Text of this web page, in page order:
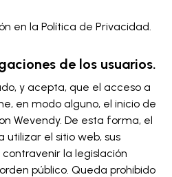
en la Política de Privacidad.
de los usuarios.
y acepta, que el acceso a
en modo alguno, el inicio de
Wevendy. De esta forma, el
utilizar el sitio web, sus
la legislación
público. Queda prohibido